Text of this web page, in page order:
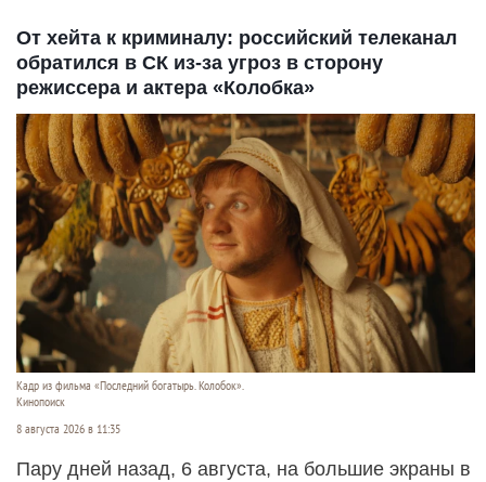
От хейта к криминалу: российский телеканал
обратился в СК из-за угроз в сторону
режиссера и актера «Колобка»
Кадр из фильма «Последний богатырь. Колобок».
Кинопоиск
8 августа 2026 в 11:35
Пару дней назад, 6 августа, на большие экраны в